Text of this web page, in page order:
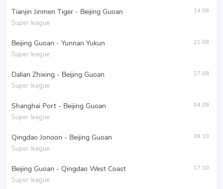
Tianjin Jinmen Tiger - Beijing Guoan
Super league
14.08
Beijing Guoan - Yunnan Yukun
Super league
21.08
Dalian Zhixing - Beijing Guoan
Super league
27.08
Shanghai Port - Beijing Guoan
Super league
04.09
Qingdao Jonoon - Beijing Guoan
Super league
09.10
Beijing Guoan - Qingdao West Coast
Super league
17.10